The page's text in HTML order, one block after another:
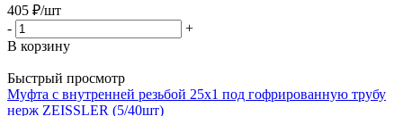
405 ₽/шт
-
+
В корзину
Быстрый просмотр
Муфта с внутренней резьбой 25х1 под гофрированную трубу
нерж ZEISSLER (5/40шт)